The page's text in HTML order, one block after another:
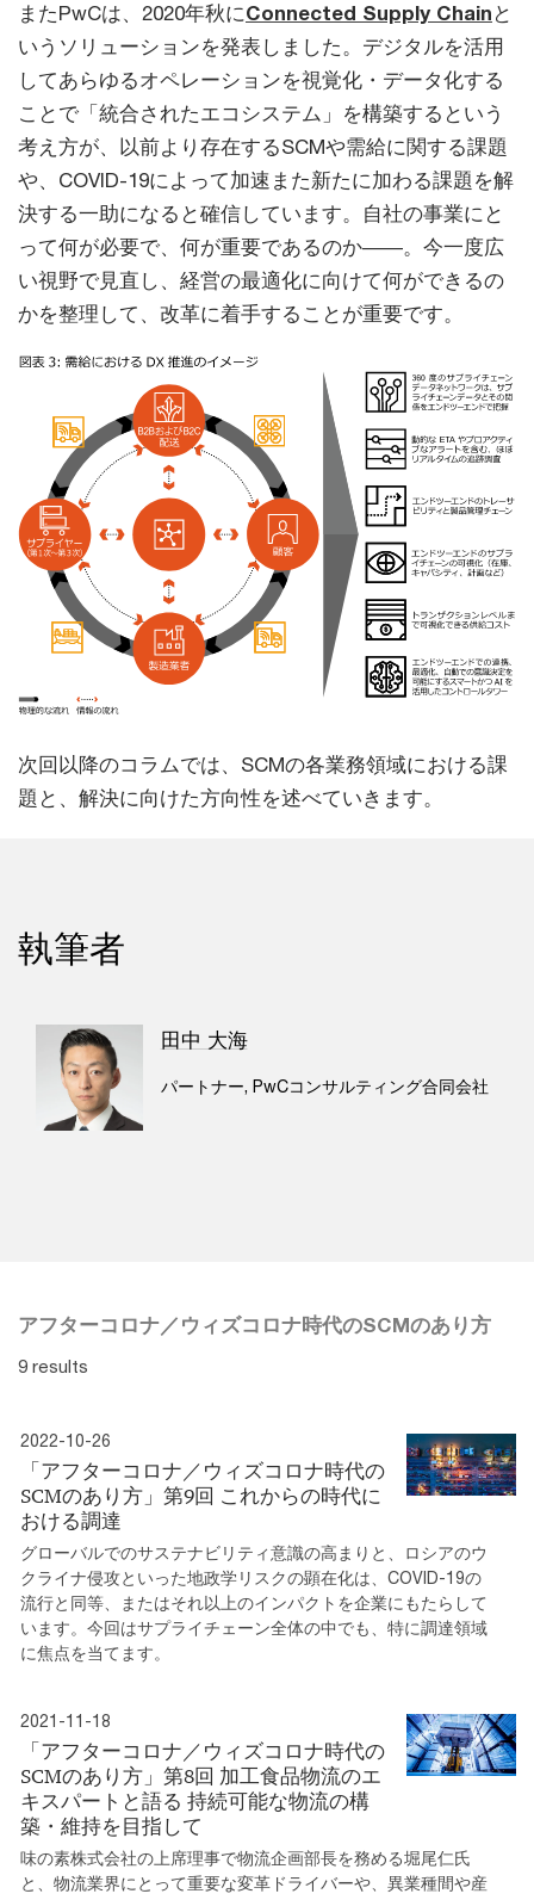
またPwCは、2020年秋にConnected Supply Chain と
いうソリューションを発表しました。デジタルを活用
してあらゆるオペレーションを視覚化・データ化する
ことで「統合されたエコシステム」を構築するという
考え方が、以前より存在するSCMや需給に関する課題
や、COVID-19によって加速また新たに加わる課題を解
決する一助になると確信しています。自社の事業にと
って何が必要で、何が重要であるのか――。今一度広
い視野で見直し、経営の最適化に向けて何ができるの
かを整理して、改革に着手することが重要です。
次回以降のコラムでは、SCMの各業務領域における課
題と、解決に向けた方向性を述べていきます。
執筆者
田中 大海
パートナー, PwCコンサルティング合同会社
アフターコロナ／ウィズコロナ時代のSCMのあり方
9 results
2022-10-26
「アフターコロナ／ウィズコロナ時代の
SCMのあり方」第9回 これからの時代に
おける調達
グローバルでのサステナビリティ意識の高まりと、ロシアのウ
クライナ侵攻といった地政学リスクの顕在化は、COVID-19の
流行と同等、またはそれ以上のインパクトを企業にもたらして
います。今回はサプライチェーン全体の中でも、特に調達領域
に焦点を当てます。
2021-11-18
「アフターコロナ／ウィズコロナ時代の
SCMのあり方」第8回 加工食品物流のエ
キスパートと語る 持続可能な物流の構
築・維持を目指して
味の素株式会社の上席理事で物流企画部長を務める堀尾仁氏
と、物流業界にとって重要な変革ドライバーや、異業種間や産